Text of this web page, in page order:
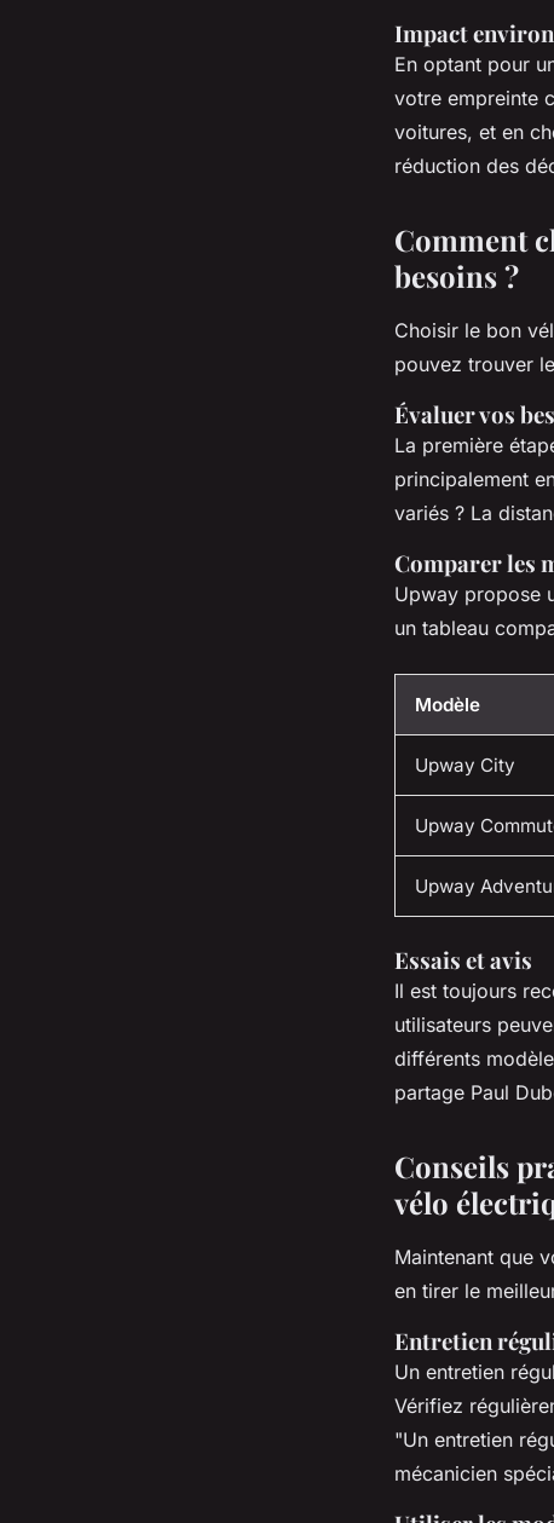
Impact
En optant pour
votre empreinte
voitures, et en
réduction des
Comment
besoins ?
Choisir le bon
pouvez trouver
Évaluer vos
La première
principalement
variés ? La
Comparer les
Upway propose
un tableau
Modèle
Upway City
Upway
Upway
Essais et avis
Il est toujours
utilisateurs
différents
partage Paul
Conseils
vélo
Maintenant que
en tirer le
Entretien
Un entretien
Vérifiez
"Un entretien
mécanicien